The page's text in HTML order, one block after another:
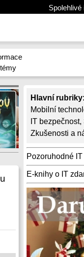
Spolehlivé
Hlavní rubriky:
Mobilní
IT bezpečnost,
Zkušenosti a
Pozoruhodné
E-knihy o IT